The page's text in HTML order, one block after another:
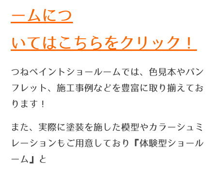
ームにつ
いては こちらをクリック！
つねペイントショールームでは、色見本やパン
フレット、施工事例などを豊富に取り揃えてお
ります！
また、実際に塗装を施した模型やカラーシュミ
レーションもご用意しており『体験型ショール
ーム』と